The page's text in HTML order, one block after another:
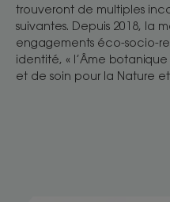
trouveront de multiples
suivantes. Depuis 2018, la
engagements éco-socio-
identité, « l’Âme
et de soin pour la Nature et